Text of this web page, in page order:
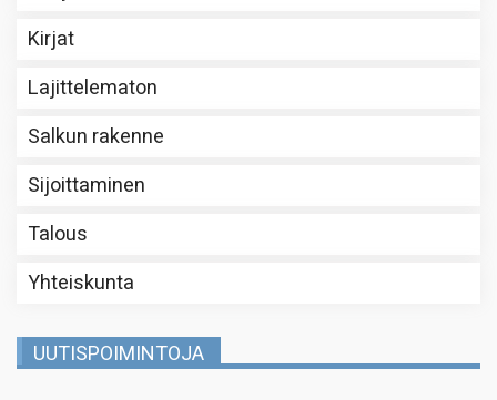
Kirjat
Lajittelematon
Salkun rakenne
Sijoittaminen
Talous
Yhteiskunta
UUTISPOIMINTOJA